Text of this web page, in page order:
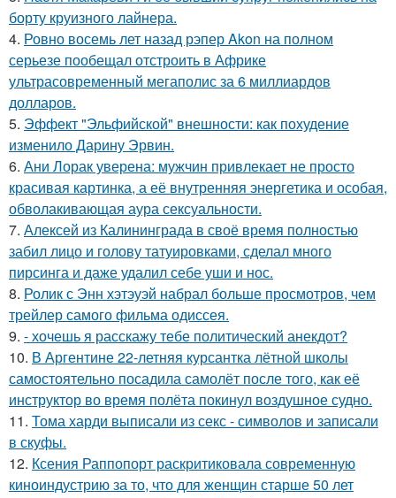
борту круизного лайнера.
4. Ровно восемь лет назад рэпер Akon на полном
серьезе пообещал отстроить в Африке
ультрасовременный мегаполис за 6 миллиардов
долларов.
5. Эффект "Эльфийской" внешности: как похудение
изменило Дарину Эрвин.
6. Ани Лорак уверена: мужчин привлекает не просто
красивая картинка, а её внутренняя энергетика и особая,
обволакивающая аура сексуальности.
7. Алексей из Калининграда в своё время полностью
забил лицо и голову татуировками, сделал много
пирсинга и даже удалил себе уши и нос.
8. Ролик с Энн хэтэуэй набрал больше просмотров, чем
трейлер самого фильма одиссея.
9. - хочешь я расскажу тебе политический анекдот?
10. В Аргентине 22-летняя курсантка лётной школы
самостоятельно посадила самолёт после того, как её
инструктор во время полёта покинул воздушное судно.
11. Тома харди выписали из секс - символов и записали
в скуфы.
12. Ксения Раппопорт раскритиковала современную
киноиндустрию за то, что для женщин старше 50 лет